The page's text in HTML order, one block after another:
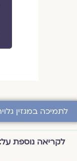
לתמיכה במגזין גלויה
לקריאה נוספת על: